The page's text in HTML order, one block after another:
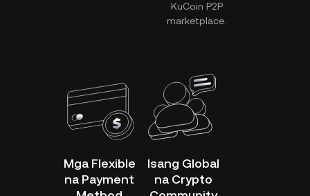
KuCoin P2P
marketplace.
Mga Flexible
na Payment
Isang Global
na Crypto